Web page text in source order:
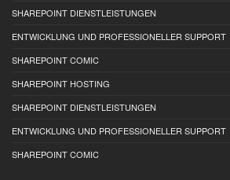
SHAREPOINT DIENSTLEISTUNGEN
ENTWICKLUNG UND PROFESSIONELLER SUPPORT
SHAREPOINT COMIC
SHAREPOINT HOSTING
SHAREPOINT DIENSTLEISTUNGEN
ENTWICKLUNG UND PROFESSIONELLER SUPPORT
SHAREPOINT COMIC